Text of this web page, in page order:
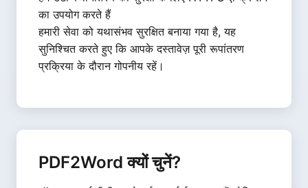
का उपयोग करते हैं
हमारी सेवा को यथासंभव सुरक्षित बनाया गया है, यह
सुनिश्चित करते हुए कि आपके दस्तावेज़ पूरी रूपांतरण
प्रक्रिया के दौरान गोपनीय रहें।
PDF2Word क्यों चुनें?